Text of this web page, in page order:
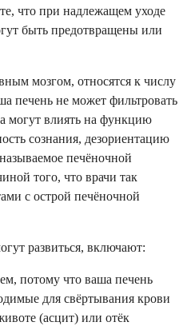
что при надлежащем уходе
быть предотвращены или
мозгом, относятся к числу
печень не может фильтровать
могут влиять на функцию
сознания, дезориентацию
печёночной
того, что врачи так
с острой печёночной
развиться, включают:
потому что ваша печень
для свёртывания крови
(асцит) или отёк